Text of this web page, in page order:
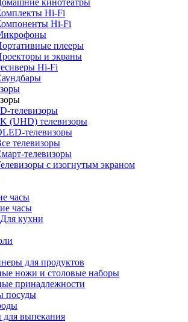
кинотеатры
Hi-Fi
Hi-Fi
плееры
и экраны
Hi-Fi
телевизоры
(UHD) телевизоры
телевизоры
телевизоры
телевизоры
с изогнутым экраном
часы
часы
Для кухни
для продуктов
ножи и столовые наборы
принадлежности
посуды
выпекания